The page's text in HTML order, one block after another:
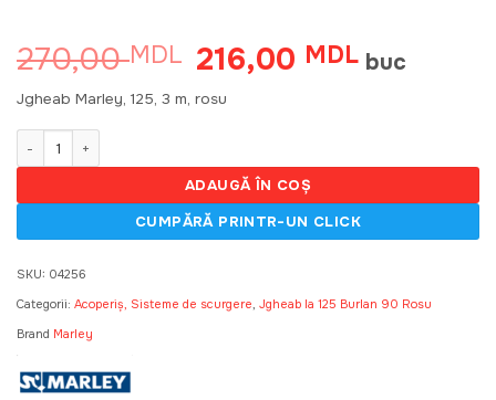
270,00MDL Prețul
inițial
a
216,00 MDLPrețul
curent
buc
Jgheab Marley, 125, 3 m, rosu
ADAUGĂ ÎN COȘ
SKU: 04256
Categorii: Acoperiș, Sisteme de scurgere, Jgheab la 125 Burlan 90 Rosu
Brand Marley